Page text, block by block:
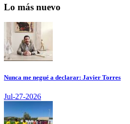
Lo más nuevo
Nunca me negué a declarar: Javier Torres
Jul-27-2026